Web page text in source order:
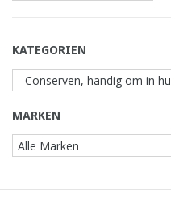
KATEGORIEN
MARKEN